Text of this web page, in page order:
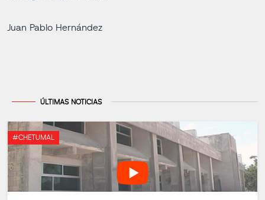
Juan Pablo Hernández
ÚLTIMAS NOTICIAS
#CHETUMAL